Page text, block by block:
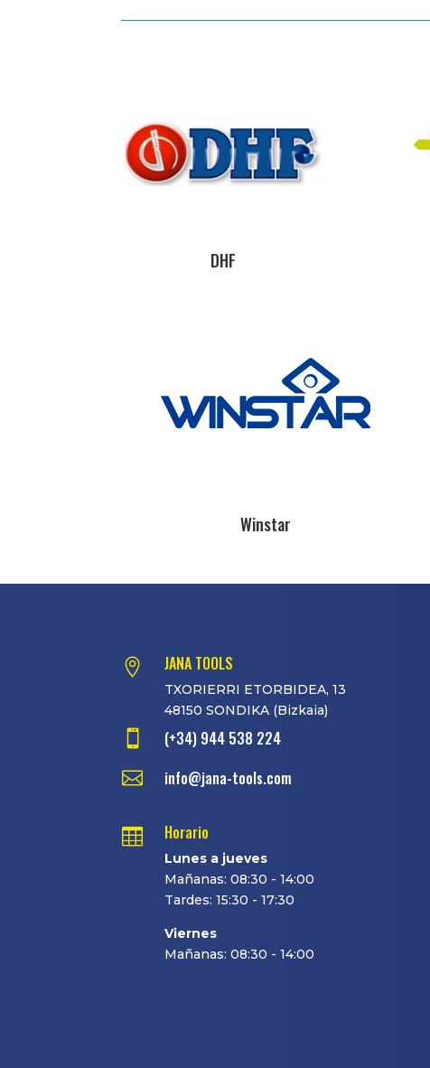
DHF
Winstar
 JANA TOOLS
TXORIERRI ETORBIDEA, 13
48150 SONDIKA (Bizkaia)
 (+34) 944 538 224
 info@jana-tools.com
 Horario
Lunes a jueves
Mañanas: 08:30 - 14:00
Tardes: 15:30 - 17:30
Viernes
Mañanas: 08:30 - 14:00